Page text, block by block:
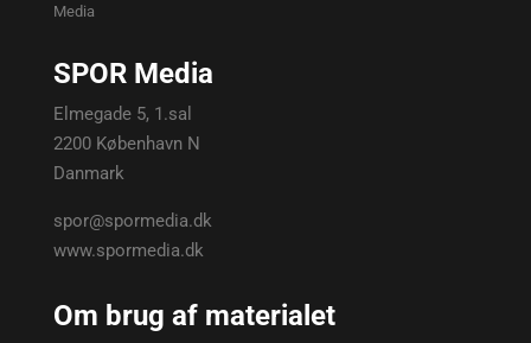
Media
SPOR Media
Elmegade 5, 1.sal
2200 København N
Danmark
spor@spormedia.dk
www.spormedia.dk
Om brug af materialet